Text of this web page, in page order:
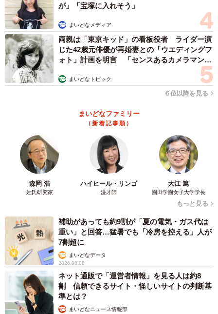
が」「宝塚に入れそう」
まいどなメディア
両親は「東京キッド」の看板役者 ライダー演
じた42歳元俳優が再婚妻との「ウエディングフ
ォト」計画を明言 「センスあるカメラマン求
まいどなトピック
６位以降を見る
まいどなファミリー
（新着記事順）
森岡 浩
姓氏研究家
ハイヒール・リンゴ
漫才師
大江 篤
園田学園女子大学学長
もっと見る
補助があっても約9割が「夏の電気・ガス代は
重い」と回答…猛暑でも「冷房を控える」人が
7割超に
まいどなデータ
2026.08.08
ネット通販で「運営者情報」を見る人は約8
割 信頼できるサイト・怪しいサイトの判断基
準とは？
まいどなニュース情報部